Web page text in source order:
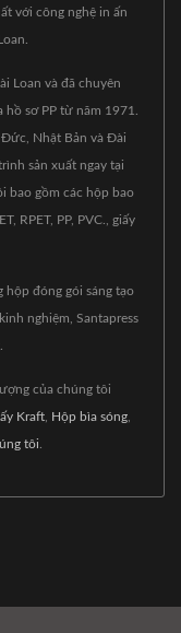
với công nghệ in ấn
Loan và đã chuyên
sơ PP từ năm 1971.
Đức, Nhật Bản và Đài
sản xuất ngay tại
bao gồm các hộp bao
RPET, PP, PVC., giấy
hộp đóng gói sáng tạo
nghiệm, Santapress
của chúng tôi
Kraft Hộp bìa sóng
tôi